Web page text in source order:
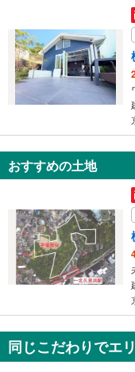
マ
イ
ペ
ー
ジ
保
存
す
る
おすすめの土地
同じこだわりでエ